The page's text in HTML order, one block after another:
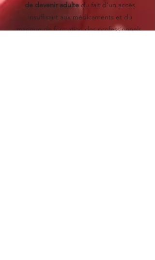
de devenir adultedu fait d’un accès
insuffisant aux médicaments et du
manque de formation des professionnels.